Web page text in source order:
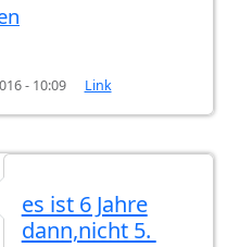
- 10:09 Link
seit 4 Jahre
es ist 6 Jahre
dann,nicht 5.